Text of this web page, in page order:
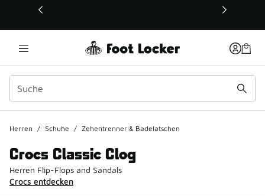
Dieser Link öffnet sich in einem neuen Fenster
Herren / Schuhe / Zehentrenner & Badelatschen
Crocs Classic Clog
Herren Flip-Flops and Sandals
Crocs entdecken